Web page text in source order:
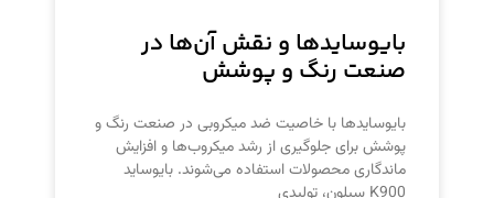
بایوسایدها و نقش آن‌ها در
صنعت رنگ و پوشش
بایوسایدها با خاصیت ضد میکروبی در صنعت رنگ و
پوشش برای جلوگیری از رشد میکروب‌ها و افزایش
ماندگاری محصولات استفاده می‌شوند. بایوساید